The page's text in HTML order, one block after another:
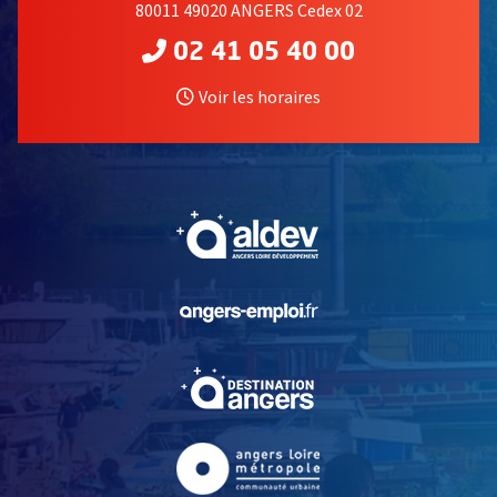
80011 49020 ANGERS Cedex 02
02 41 05 40 00
Voir les horaires
, Ouvre une nouvelle
, Ouvre une nouvelle